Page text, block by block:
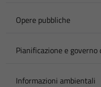
Opere pubbliche
Pianificazione e
Informazioni ambientali